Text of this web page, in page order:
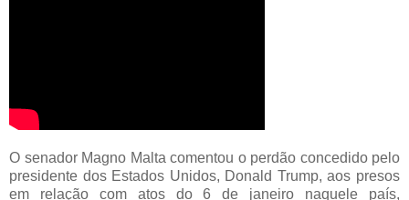
O senador Magno Malta comentou o perdão concedido pelo
presidente dos Estados Unidos, Donald Trump, aos presos
em relação com atos do 6 de janeiro naquele país,